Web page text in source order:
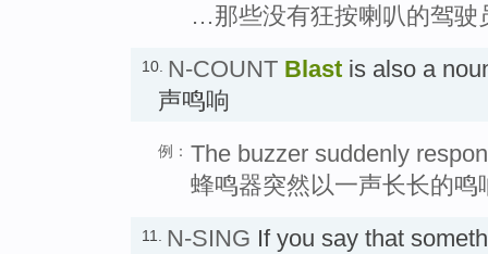
…那些没有狂按喇叭的驾驶
10. N-COUNT Blast is also a
声鸣响
例： The buzzer suddenly
蜂鸣器突然以一声长长的鸣
11. N-SING If you say that